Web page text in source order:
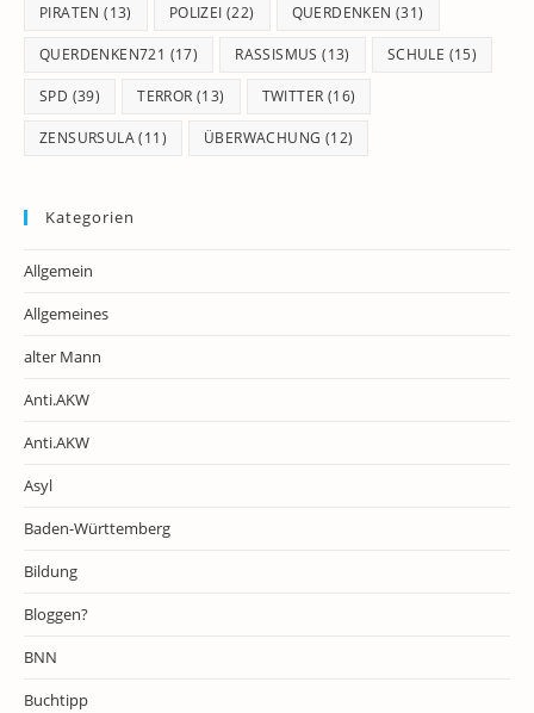
PIRATEN (13) POLIZEI (22) QUERDENKEN (31)
QUERDENKEN721 (17) RASSISMUS (13) SCHULE (15)
SPD (39) TERROR (13) TWITTER (16)
ZENSURSULA(11) ÜBERWACHUNG (12)
Kategorien
Allgemein
Allgemeines
alter Mann
Anti.AKW
Anti.AKW
Asyl
Baden-Württemberg
Bildung
Bloggen?
BNN
Buchtipp